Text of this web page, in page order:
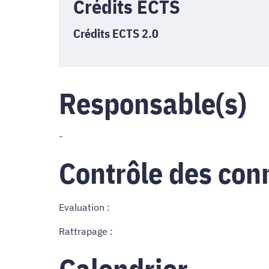
Crédits ECTS
Crédits ECTS 2.0
Responsable(s)
-
Contrôle des
Evaluation :
Rattrapage :